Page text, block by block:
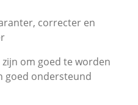
correcter en
om goed te worden
goed ondersteund